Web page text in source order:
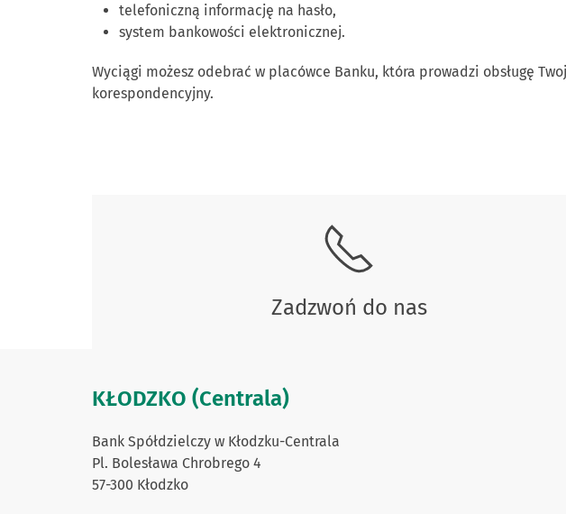
telefoniczną informację na hasło,
system bankowości elektronicznej.
Wyciągi możesz odebrać w placówce Banku, która prowadzi obsługę
korespondencyjny.
Zadzwoń do nas
KŁODZKO (Centrala)
Bank Spółdzielczy w Kłodzku-Centrala
Pl. Bolesława Chrobrego 4
57-300 Kłodzko